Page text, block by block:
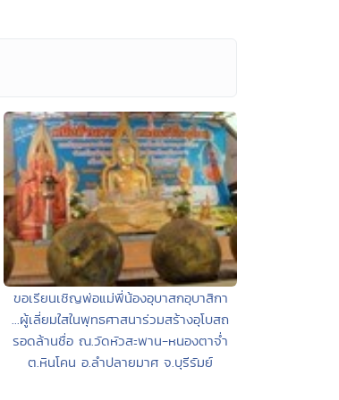
ขอเรียนเชิญพ่อแม่พี่น้องอุบาสกอุบาสิกา
...ผู้เลี่ยมใสในพุทธศาสนาร่วมสร้างอุโบสถ
รอดล้านชื่อ ณ.วัดหัวสะพาน-หนองตาจ่ำ
ต.หินโคน อ.ลำปลายมาศ จ.บุรีรัมย์